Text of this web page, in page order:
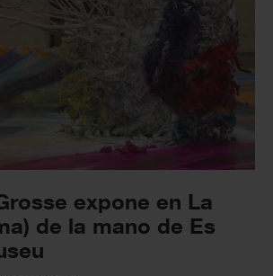
expone en La
de la mano de Es